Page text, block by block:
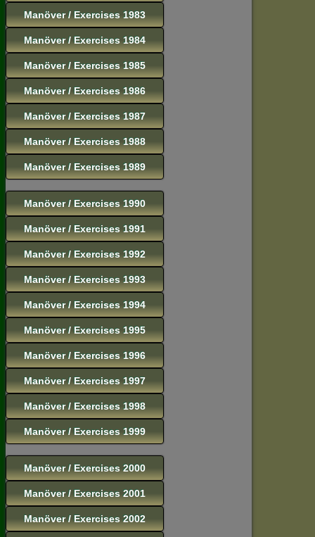
Manöver / Exercises 1983
Manöver / Exercises 1984
Manöver / Exercises 1985
Manöver / Exercises 1986
Manöver / Exercises 1987
Manöver / Exercises 1988
Manöver / Exercises 1989
Manöver / Exercises 1990
Manöver / Exercises 1991
Manöver / Exercises 1992
Manöver / Exercises 1993
Manöver / Exercises 1994
Manöver / Exercises 1995
Manöver / Exercises 1996
Manöver / Exercises 1997
Manöver / Exercises 1998
Manöver / Exercises 1999
Manöver / Exercises 2000
Manöver / Exercises 2001
Manöver / Exercises 2002